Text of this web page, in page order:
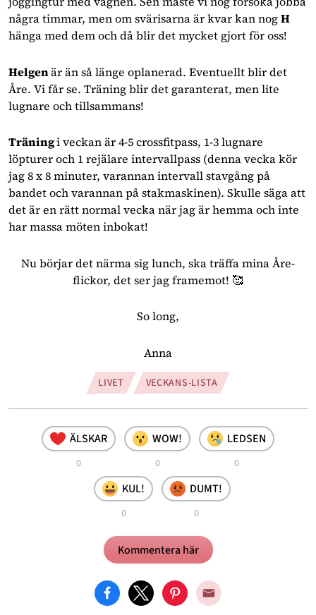
några timmar, men om svärisarna är kvar kan nog
hänga med dem och då blir det mycket gjort för oss!
Helgen är än så länge oplanerad. Eventuellt blir det
Åre. Vi får se. Träning blir det garanterat, men lite
lugnare och tillsammans!
Träning i veckan är 4-5 crossfitpass, 1-3 lugnare
löpturer och 1 rejälare intervallpass (denna vecka kör
jag 8 x 8 minuter, varannan intervall stavgång på
bandet och varannan på stakmaskinen). Skulle säga att
det är en rätt normal vecka när jag är hemma och inte
har massa möten inbokat!
Nu börjar det närma sig lunch, ska träffa mina Åre-
flickor, det ser jag framemot! 🥰
So long,
Anna
LIVET VECKANS-LISTA
ÄLSKAR
0
WOW!
0
LEDSEN
0
KUL!
0
DUMT!
0
Kommentera här